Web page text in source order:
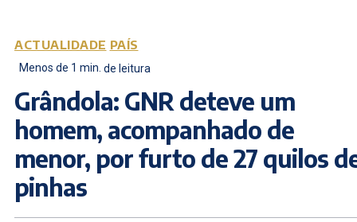
ACTUALIDADE PAÍS
Menos de 1 min. de leitura
Grândola: GNR deteve um
homem, acompanhado de
menor, por furto de 27 quilos
pinhas